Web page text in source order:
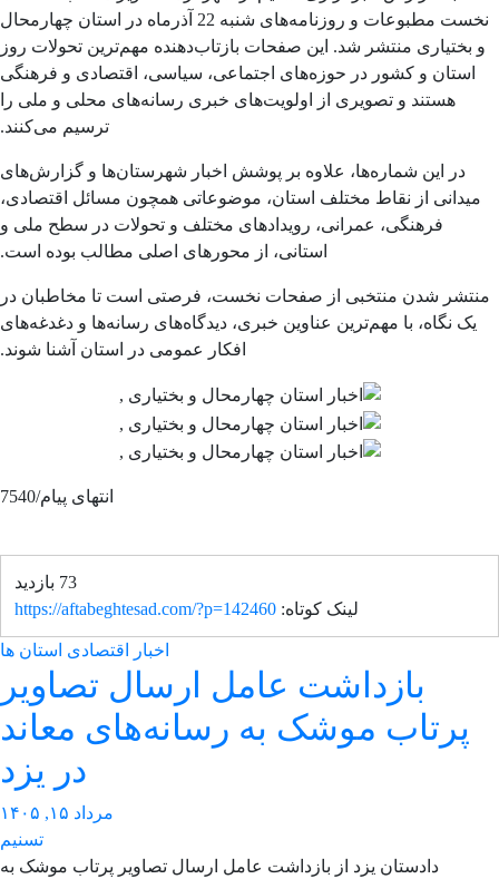
نخست مطبوعات و روزنامه‌های شنبه 22 آذرماه در استان چهارمحال
بختیاری منتشر شد. این صفحات بازتاب‌دهنده مهم‌ترین تحولات روز
استان و کشور در حوزه‌های اجتماعی، سیاسی، اقتصادی و فرهنگی
هستند و تصویری از اولویت‌های خبری رسانه‌های محلی و ملی را
ترسیم می‌کنند.
در این شماره‌ها، علاوه بر پوشش اخبار شهرستان‌ها و گزارش‌های
میدانی از نقاط مختلف استان، موضوعاتی همچون مسائل اقتصادی،
فرهنگی، عمرانی، رویدادهای مختلف و تحولات در سطح ملی و
استانی، از محورهای اصلی مطالب بوده است.
شدن منتخبی از صفحات نخست، فرصتی است تا مخاطبان در
یک نگاه، با مهم‌ترین عناوین خبری، دیدگاه‌های رسانه‌ها و دغدغه‌های
افکار عمومی در استان آشنا شوند.
انتهای پیام/7540
73 بازدید
لینک کوتاه:https://aftabeghtesad.com/?p=142460
اخبار اقتصادی استان ها
بازداشت عامل ارسال تصاویر
پرتاب موشک به رسانه‌های معاند
در یزد
مرداد ۱۵, ۱۴۰۵
تسنیم
دادستان یزد از بازداشت عامل ارسال تصاویر پرتاب موشک به